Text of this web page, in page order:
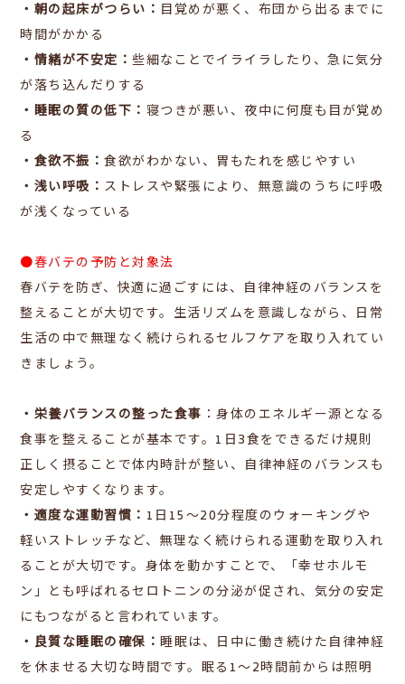
・朝の起床がつらい： 目覚めが悪く、布団から出るまでに
時間がかかる
・情緒が不安定：些細なことでイライラしたり、急に気分
が落ち込んだりする
・睡眠の質の低下： 寝つきが悪い、夜中に何度も目が覚め
る
・食欲不振：食欲がわかない、胃もたれを感じやすい
・浅い呼吸： ストレスや緊張により、無意識のうちに呼吸
が浅くなっている
●春バテの予防と対象法
春バテを防ぎ、快適に過ごすには、自律神経のバランスを
整えることが大切です。生活リズムを意識しながら、日常
生活の中で無理なく続けられるセルフケアを取り入れてい
きましょう。
・栄養バランスの整った食事 ：身体のエネルギー源となる
食事を整えることが基本です。1日3食をできるだけ規則
正しく摂ることで体内時計が整い、自律神経のバランスも
安定しやすくなります。
・適度な運動習慣： 1日15〜20分程度のウォーキングや
軽いストレッチなど、無理なく続けられる運動を取り入れ
ることが大切です。 身体を動かすことで、「幸せホルモ
ン」とも呼ばれるセロトニンの分泌が促され、気分の安定
にもつながると言われています。
・良質な睡眠の確保：睡眠は、日中に働き続けた自律神経
を休ませる大切な時間です。 眠る1〜2時間前からは照明